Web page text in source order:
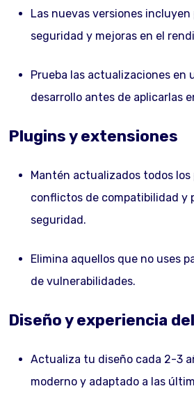
Las nuevas versiones incluyen
seguridad y mejoras en el
Prueba las actualizaciones en
desarrollo antes de aplicarlas
Plugins y extensiones
Mantén actualizados todos
conflictos de compatibilidad y
seguridad.
Elimina aquellos que no uses
de vulnerabilidades.
Diseño y experiencia
Actualiza tu diseño cada 2-3
moderno y adaptado a las